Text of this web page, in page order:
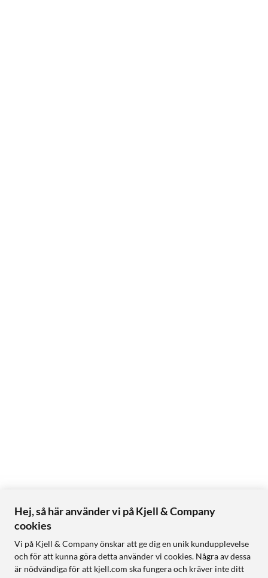
Hej, så här använder vi på Kjell & Company
cookies
Vi på Kjell & Company önskar att ge dig en unik kundupplevelse
och för att kunna göra detta använder vi cookies. Några av dessa
är nödvändiga för att kjell.com ska fungera och kräver inte ditt